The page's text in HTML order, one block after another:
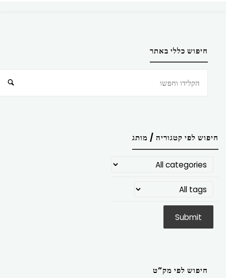
חיפוש כללי באתר
חיפוש לפי קטגוריה / מותג
חיפוש לפי מק”ט